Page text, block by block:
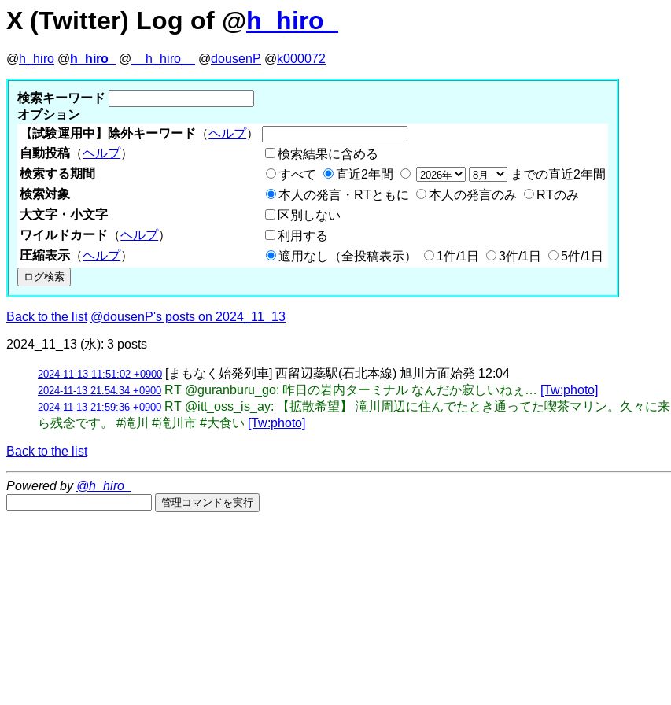
X (Twitter) Log of @h_hiro_
@h_hiro @ h_hiro_ @ __h_hiro__ @dousenP @k000072
検索キーワード
オプション
【試験運用中】除外キーワード （ヘルプ）
自動投稿 （ヘルプ）
検索結果に含める
検索する期間
すべて 直近2年間
までの直近2年間
検索対象
本人の発言・RTともに 本人の発言のみ
RTのみ
大文字・小文字
区別しない
ワイルドカード （ヘルプ）
利用する
圧縮表示 （ヘルプ） 適用なし（全投稿表示） 1件/1日 3件/1日 5件/1日
Back to the list @dousenP's posts on 2024_11_13
2024_11_13 (水): 3 posts
2024-11-13 11:51:02 +0900 [まもなく始発列車] 西留辺蘂駅(石北本線) 旭川方面始発 12:04
2024-11-13 21:54:34 +0900 RT @guranburu_go: 昨日の岩内ターミナル なんだか寂しいねぇ… [Tw:photo]
2024-11-13 21:59:36 +0900 RT @itt_oss_is_ay: 【拡散希望】 滝川周辺に住んでたとき通ってた喫茶マリン。久々
ら残念です。 #滝川 #滝川市 #大食い [Tw:photo]
Back to the list
Powered by @h_hiro_